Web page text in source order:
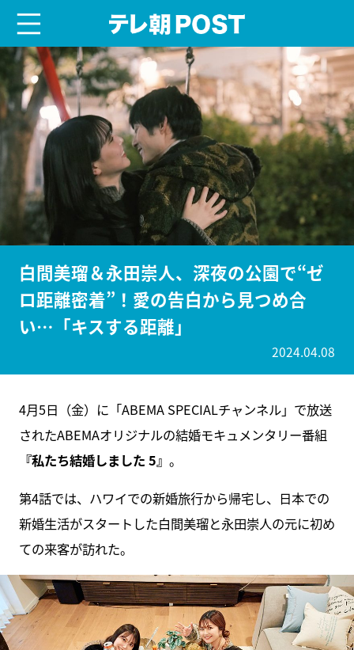
白間美瑠＆永田崇人、深夜の公園で“ゼ
ロ距離密着”！愛の告白から見つめ合
い…「キスする距離」
2024.04.08
4月5日（金）に「ABEMA SPECIALチャンネル」で放送
されたABEMAオリジナルの結婚モキュメンタリー番組
『私たち結婚しました 5』 。
第4話では、ハワイでの新婚旅行から帰宅し、日本での
新婚生活がスタートした白間美瑠と永田崇人の元に初め
ての来客が訪れた。